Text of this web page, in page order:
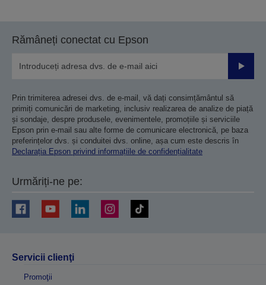
Rămâneți conectat cu Epson
Prin trimiterea adresei dvs. de e-mail, vă dați consimțământul să
primiți comunicări de marketing, inclusiv realizarea de analize de piață
și sondaje, despre produsele, evenimentele, promoțiile și serviciile
Epson prin e-mail sau alte forme de comunicare electronică, pe baza
preferințelor dvs. și conduitei dvs. online, așa cum este descris în
Declarația Epson privind informațiile de confidențialitate
Urmăriți-ne pe:
Servicii clienţi
Promoţii